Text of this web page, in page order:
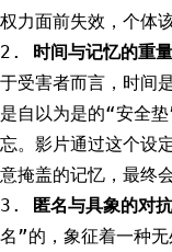
权力面前失效，个体
2. 时间与记忆的重量
于受害者而言，时间
是自以为是的“安全
忘。影片通过这个设
意掩盖的记忆，最终
3.
匿名与具象的对抗
名”的，象征着一种